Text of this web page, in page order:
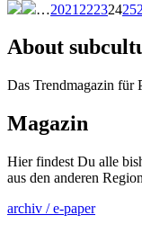
…2021 22232425
About
Das Trendmagazin für
Magazin
Hier findest Du alle
aus den anderen
archiv / e-paper